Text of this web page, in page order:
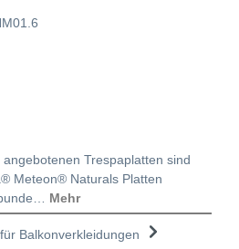
angebotenen Trespaplatten sind
Meteon® Naturals Platten
Mehr
Balkonverkleidungen